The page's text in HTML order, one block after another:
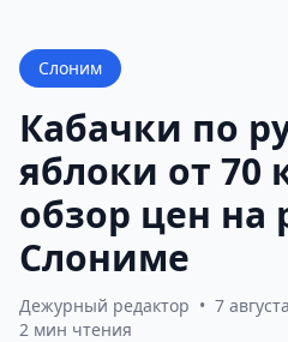
Слоним
Кабачки по
яблоки от 70
обзор цен на
Слониме
Дежурный редактор • 7
2 мин чтения